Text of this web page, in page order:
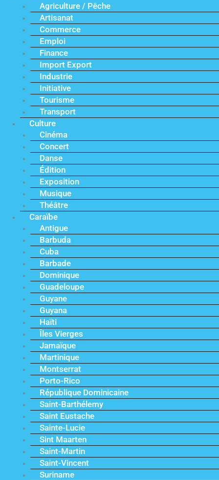
Agriculture / Pêche
Artisanat
Commerce
Emploi
Finance
Import Export
Industrie
Initiative
Tourisme
Transport
Culture
Cinéma
Concert
Danse
Édition
Exposition
Musique
Théâtre
Caraïbe
Antigue
Barbuda
Cuba
Barbade
Dominique
Guadeloupe
Guyane
Guyana
Haïti
Îles Vierges
Jamaïque
Martinique
Montserrat
Porto-Rico
République Dominicaine
Saint-Barthélemy
Saint Eustache
Sainte-Lucie
Sint Maarten
Saint-Martin
Saint-Vincent
Suriname